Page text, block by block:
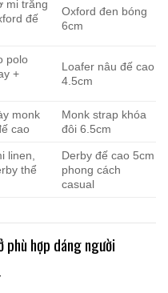
mi trắng
đế
Oxford đen bóng
6cm
polo
+
Loafer nâu đế cao
4.5cm
monk
cao
Monk strap khóa
đôi 6.5cm
linen,
thể
Derby đế cao 5cm
phong cách
casual
phù hợp dáng người